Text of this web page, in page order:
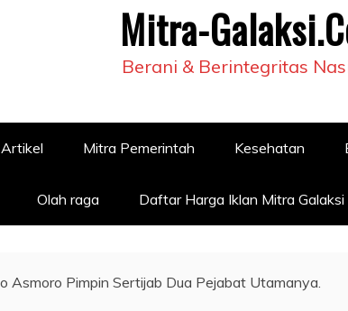
Mitra-
Berani & Berintegritas
Artikel Mitra Pemerintah Kesehatan
Olah raga Daftar Harga Iklan Mitra Galaksi